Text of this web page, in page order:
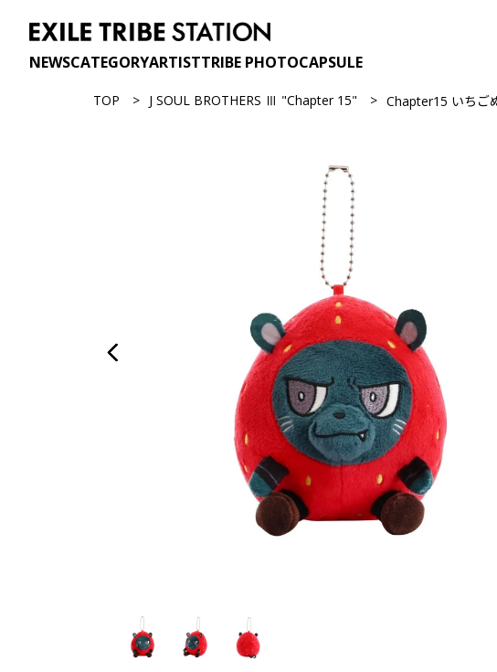
NEWSCATEGORYARTISTTRIBE PHOTOCAPSULE
TOP J SOUL BROTHERS Ⅲ "Chapter 15" Chapter15 いちご